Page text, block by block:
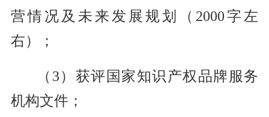
营情况及未来发展规划（2000字左
右）；
（3）获评国家知识产权品牌服务
机构文件；